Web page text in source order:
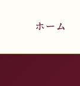
ホーム